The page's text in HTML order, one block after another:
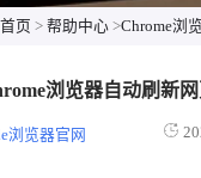
首页 > 帮助中心 >Chrome浏
浏览器自动刷新
浏览器官网